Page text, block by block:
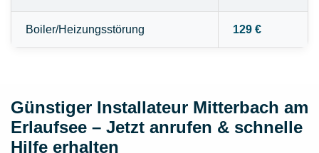
Boiler/Heizungsstörung 129 €
Günstiger Installateur Mitterbach am
Erlaufsee – Jetzt anrufen & schnelle
Hilfe erhalten